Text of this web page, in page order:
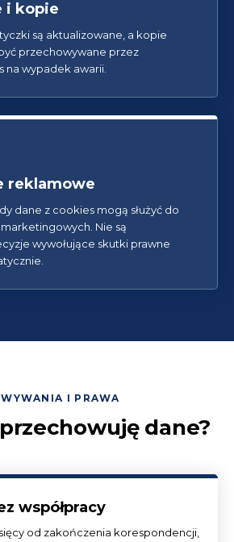
i kopie
są aktualizowane, a kopie
przechowywane przez
na wypadek awarii.
reklamowe
dane z cookies mogą służyć do
Nie są
wywołujące skutki prawne
I PRAWA
dane?
współpracy
od zakończenia korespondencji,